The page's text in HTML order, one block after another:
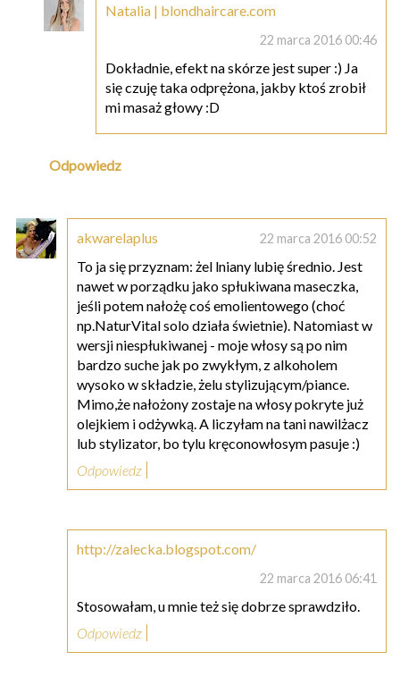
Natalia | blondhaircare.com
22 marca 2016 00:46
Dokładnie, efekt na skórze jest super :) Ja
się czuję taka odprężona, jakby ktoś zrobił
mi masaż głowy :D
Odpowiedz
akwarelaplus 22 marca 2016 00:52
To ja się przyznam: żel lniany lubię średnio. Jest
nawet w porządku jako spłukiwana maseczka,
jeśli potem nałożę coś emolientowego (choć
np.NaturVital solo działa świetnie). Natomiast w
wersji niespłukiwanej - moje włosy są po nim
bardzo suche jak po zwykłym, z alkoholem
wysoko w składzie, żelu stylizującym/piance.
Mimo,że nałożony zostaje na włosy pokryte już
olejkiem i odżywką. A liczyłam na tani nawilżacz
lub stylizator, bo tylu kręconowłosym pasuje :)
Odpowiedz
http://zalecka.blogspot.com/
22 marca 2016 06:41
Stosowałam, u mnie też się dobrze sprawdziło.
Odpowiedz